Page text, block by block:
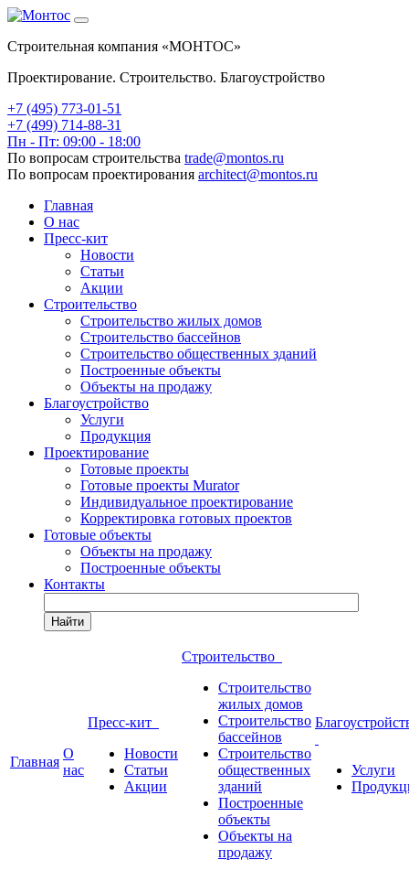
Строительная компания «МОНТОС»
Проектирование. Строительство. Благоустройство
+7 (495) 773-01-51
+7 (499) 714-88-31
Пн - Пт: 09:00 - 18:00
По вопросам строительства trade@montos.ru
По вопросам проектирования architect@montos.ru
Главная
О нас
Пресс-кит
Новости
Статьи
Акции
Строительство
Строительство жилых домов
Строительство бассейнов
Строительство общественных зданий
Построенные объекты
Объекты на продажу
Благоустройство
Услуги
Продукция
Проектирование
Готовые проекты
Готовые проекты Murator
Индивидуальное проектирование
Корректировка готовых проектов
Готовые объекты
Объекты на продажу
Построенные объекты
Контакты
Найти
Главная
О
нас
Пресс-кит
Новости
Статьи
Акции
Строительство
Строительство
жилых домов
Строительство
бассейнов
Строительство
общественных
зданий
Построенные
объекты
Объекты на
продажу
Услуги